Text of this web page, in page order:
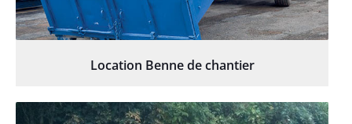
Location Benne de chantier